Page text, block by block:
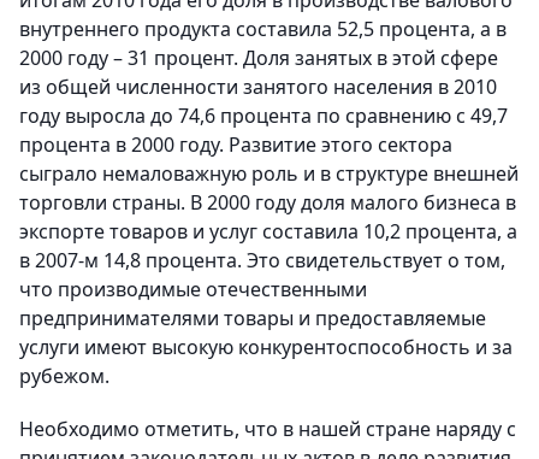
внутреннего продукта составила 52,5 процента, а в
2000 году – 31 процент. Доля занятых в этой сфере
из общей численности занятого населения в 2010
году выросла до 74,6 процента по сравнению с 49,7
процента в 2000 году. Развитие этого сектора
сыграло немаловажную роль и в структуре внешней
торговли страны. В 2000 году доля малого бизнеса в
экспорте товаров и услуг составила 10,2 процента, а
в 2007-м 14,8 процента. Это свидетельствует о том,
что производимые отечественными
предпринимателями товары и предоставляемые
услуги имеют высокую конкурентоспособность и за
рубежом.
Необходимо отметить, что в нашей стране наряду с